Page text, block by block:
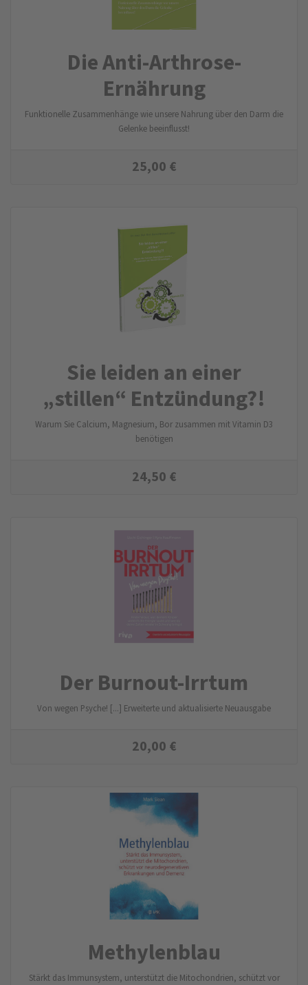
Die Anti-Arthrose-
Ernährung
Funktionelle Zusammenhänge wie unsere Nahrung über den Darm die
Gelenke beeinflusst!
25,00 €
Sie leiden an einer
„stillen“ Entzündung?!
Warum Sie Calcium, Magnesium, Bor zusammen mit Vitamin D3
benötigen
24,50 €
Der Burnout-Irrtum
Von wegen Psyche! [...] Erweiterte und aktualisierte Neuausgabe
20,00 €
Methylenblau
Stärkt das Immunsystem, unterstützt die Mitochondrien, schützt vor